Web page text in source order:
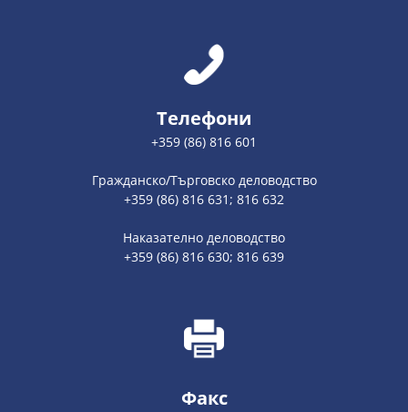
Телефони
+359 (86) 816 601
Гражданско/Търговско деловодство
+359 (86) 816 631; 816 632
Наказателно деловодство
+359 (86) 816 630; 816 639
Факс